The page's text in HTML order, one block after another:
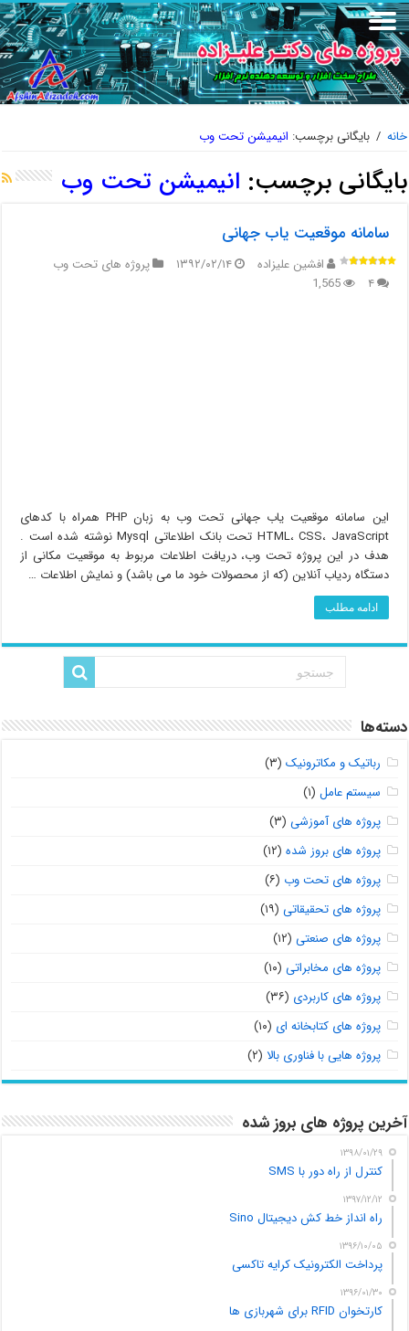
خانه / بایگانی برچسب: انیمیشن تحت وب
بایگانی برچسب: انیمیشن تحت وب
سامانه موقعیت یاب جهانی
افشین علیزاده ۱۳۹۲/۰۲/۱۴
پروژه های تحت وب
۴
1,565
این سامانه موقعیت یاب جهانی تحت وب به زبان PHP همراه با کدهای
HTML، CSS، JavaScript تحت بانک اطلاعاتی Mysql نوشته شده است .
هدف در این پروژه تحت وب، دریافت اطلاعات مربوط به موقعیت مکانی از
دستگاه ردیاب آنلاین (که از محصولات خود ما می باشد) و نمایش اطلاعات …
ادامه مطلب
دسته‌ها
رباتیک و مکاترونیک (۳)
سیستم عامل (۱)
پروژه های آموزشی (۳)
پروژه های بروز شده (۱۲)
پروژه های تحت وب (۶)
پروژه های تحقیقاتی (۱۹)
پروژه های صنعتی (۱۲)
پروژه های مخابراتی (۱۰)
پروژه های کاربردی (۳۶)
پروژه های کتابخانه ای (۱۰)
پروژه هایی با فناوری بالا (۲)
آخرین پروژه های بروز شده
۱۳۹۸/۰۱/۲۹
کنترل از راه دور با SMS
۱۳۹۷/۱۲/۱۲
راه انداز خط کش دیجیتال Sino
۱۳۹۶/۱۰/۰۵
پرداخت الکترونیک کرایه تاکسی
۱۳۹۶/۰۱/۳۰
کارتخوان RFID برای شهربازی ها